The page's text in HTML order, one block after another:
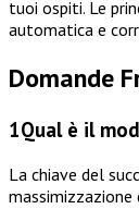
tuoi ospiti. Le
automatica e
Domande
1Qual è il
La chiave del
massimizzazione